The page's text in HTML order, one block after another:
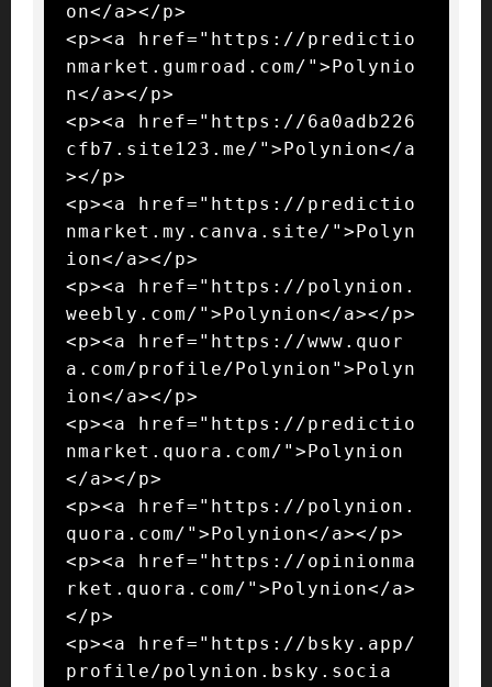
on</a></p>
<p><a href="https://predictio
nmarket.gumroad.com/">Polynio
n</a></p>
<p><a href="https://6a0adb226
cfb7.site123.me/">Polynion</a
></p>
<p><a href="https://predictio
nmarket.my.canva.site/">Polyn
ion</a></p>
<p><a href="https://polynion.
weebly.com/">Polynion</a></p>
<p><a href="https://www.quor
a.com/profile/Polynion">Polyn
ion</a></p>
<p><a href="https://predictio
nmarket.quora.com/">Polynion
</a></p>
<p><a href="https://polynion.
quora.com/">Polynion</a></p>
<p><a href="https://opinionma
rket.quora.com/">Polynion</a>
</p>
<p><a href="https://bsky.app/
profile/polynion.bsky.socia